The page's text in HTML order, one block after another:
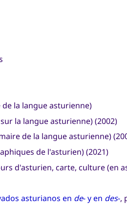
de la langue asturienne)
la langue asturienne) (2002)
de la langue asturienne)
de l'asturien) (2021)
d'asturien, carte, culture (en
asturianos en de- y en des-,